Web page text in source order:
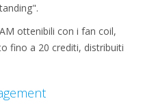
ottenibili con i fan coil,
fino a 20 crediti, distribuiti